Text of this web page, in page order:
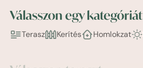
Válasszon egy kategóriát
Terasz Kerítés Homlokzat